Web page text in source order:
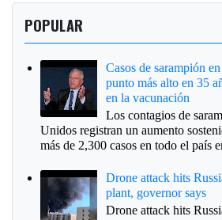
POPULAR
Casos de sarampión
punto más alto en 35
en la vacunación
Los contagios de
Unidos registran un aumento
más de 2,300 casos en todo el país
Drone attack hits
plant, governor says
Drone attack hits